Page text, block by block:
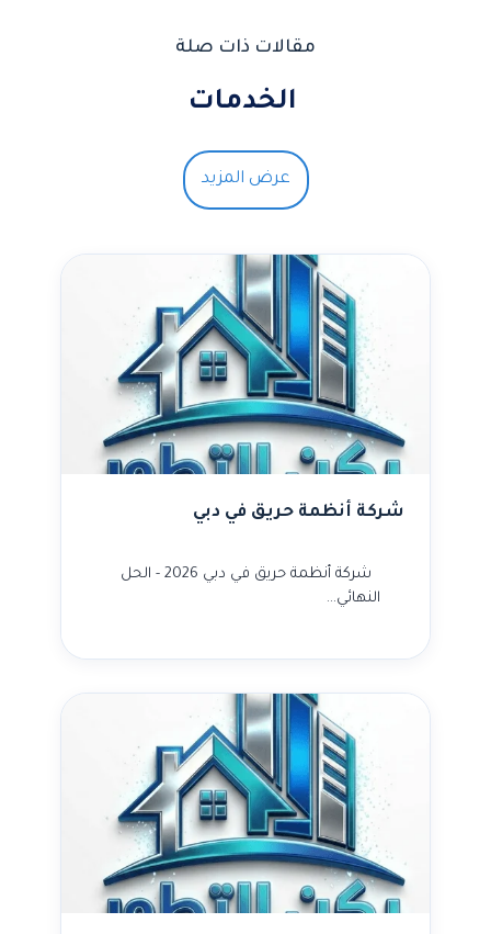
مقالات ذات صلة
الخدمات
عرض المزيد
شركة أنظمة حريق في دبي
شركة أنظمة حريق في دبي 2026 - الحل
النهائي…